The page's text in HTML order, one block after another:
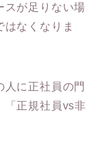
スが足りない場
なくなりま
人に正社員の門
「正規社員vs非